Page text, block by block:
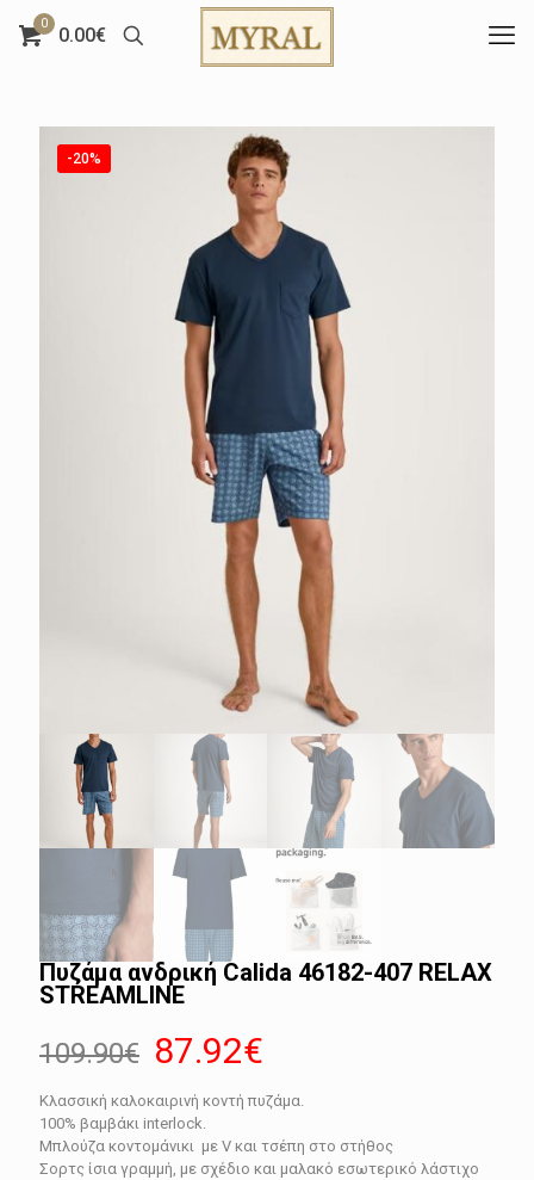
0
0.00€
-20%
Πυζάμα ανδρική Calida 46182-407 RELAX
STREAMLINE
109.90€ Original
price
was:
109.90€.
87.92€
τρέχουσα
τιμή
είναι:
Κλασσική καλοκαιρινή κοντή πυζάμα.
100% βαμβάκι interlock.
Μπλούζα κοντομάνικι με V και τσέπη στο στήθος
Σορτς ίσια γραμμή, με σχέδιο και μαλακό εσωτερικό λάστιχο